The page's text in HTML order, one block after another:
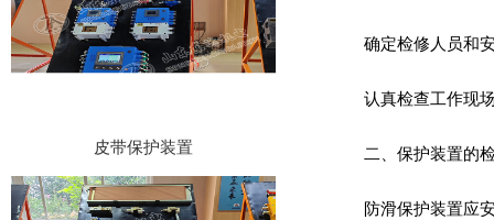
确定检修人员和
认真检查工作现
二、保护装置的
防滑保护装置应